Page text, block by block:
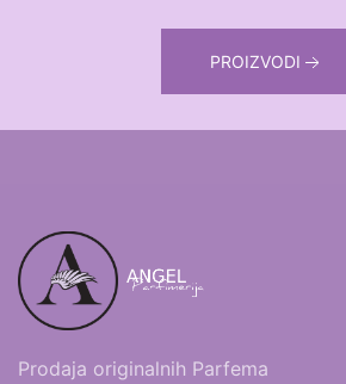
PROIZVODI
Prodaja originalnih Parfema